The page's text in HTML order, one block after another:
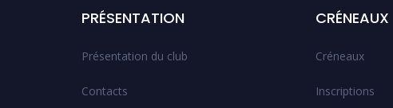
PRÉSENTATION
Présentation du club
Contacts
CRÉNEAUX
Créneaux
Inscriptions